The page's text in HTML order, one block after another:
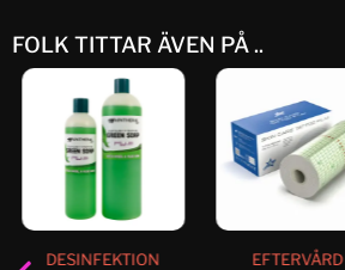
FOLK TITTAR ÄVEN PÅ ..
DESINFEKTION EFTERVÅRD